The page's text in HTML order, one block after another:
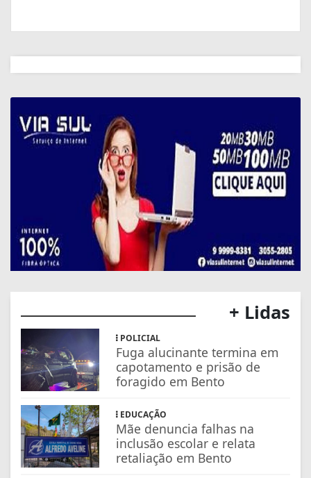
+ Lidas
POLICIAL
Fuga alucinante termina em
capotamento e prisão de
foragido em Bento
EDUCAÇÃO
Mãe denuncia falhas na
inclusão escolar e relata
retaliação em Bento